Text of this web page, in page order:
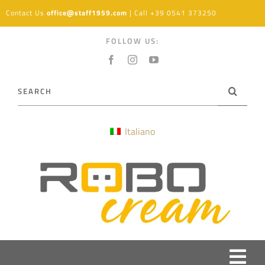
Skip
to
Contact Us office@staff1959.com | Call +39 0541 373250
FOLLOW US:
Italiano